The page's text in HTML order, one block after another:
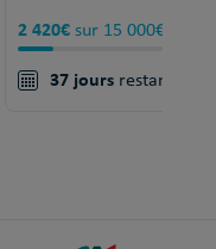
2 420€ sur 15 000€
37 jours restants !